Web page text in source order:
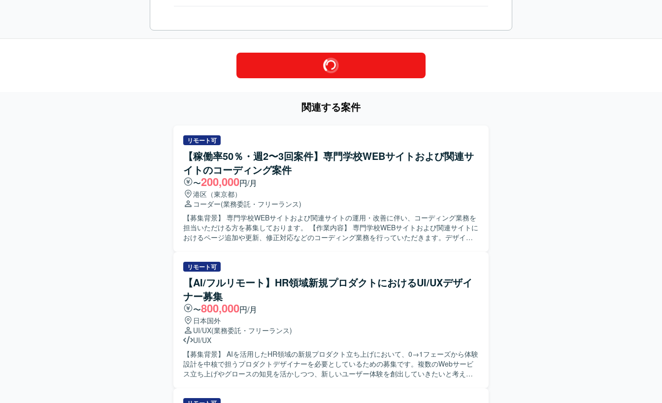
関連する案件
リモート可
【稼働率50％・週2〜3回案件】専門学校WEBサイトおよび関連サ
イトのコーディング案件
〜200,000円/月
港区（東京都）
コーダー(業務委託・フリーランス)
【募集背景】 専門学校WEBサイトおよび関連サイトの運用・改善に伴い、コーディング業務を
担当いただける方を募集しております。 【作業内容】 専門学校WEBサイトおよび関連サイトに
おけるページ追加や更新、修正対応などのコーディング業務を行っていただきます。デザイン
できる方を求めております。コミュニケーションを取りながら柔軟に対応いただける方ですと
望ましいです。 【ポジションの魅力】 教育関連のWEBサイトに継続的に関わることで、サイト
全体の構造や運用方針を踏まえたコーディングスキルを身につけていただけます。デザイン意
図を反映した実装に携わることで、より実務的なフロントエンドスキルの向上が期待できま
す。 【開発環境】 HTML/CSSを中心としたコーディング環境を想定しております。
リモート可
【AI/フルリモート】HR領域新規プロダクトにおけるUI/UXデザイ
ナー募集
〜800,000円/月
日本国外
UI/UX(業務委託・フリーランス)
UI/UX
【募集背景】 AIを活用したHR領域の新規プロダクト立ち上げにおいて、0→1フェーズから体験
設計を中核で担うプロダクトデザイナーを必要としているための募集です。複数のWebサービ
ス立ち上げやグロースの知見を活かしつつ、新しいユーザー体験を創出していきたいと考えて